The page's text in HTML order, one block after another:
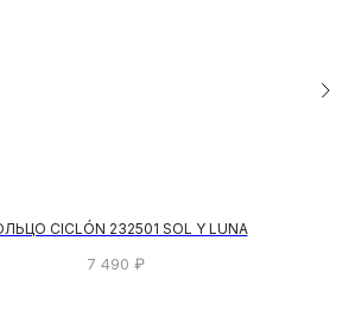
CICLÓN 232501 SOL Y LUNA
7 490 ₽